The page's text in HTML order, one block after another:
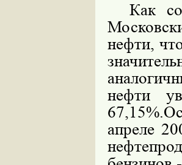
Как
нефти,
нефти
апреле